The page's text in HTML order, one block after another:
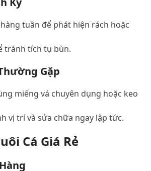
tuần để phát hiện rách hoặc
tránh tích tụ bùn.
Gặp
miếng vá chuyên dụng hoặc keo
vị trí và sửa chữa ngay lập tức.
Cá Giá Rẻ